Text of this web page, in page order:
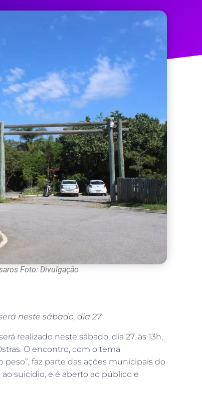
Foto: Divulgação
neste sábado, dia 27
realizado neste sábado, dia 27, às 13h,
O encontro, com o tema
peso”, faz parte das ações municipais do
suicídio, e é aberto ao público e